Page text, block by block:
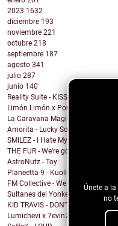
Únete a
no
2023 1632
diciembre 193
noviembre 221
octubre 218
septiembre 187
agosto 341
julio 287
junio 140
Reality Suite - KISS THE RING
Limón Limón x Poulish Kid - CALL
La Caravana Magica - Todo Se
Amorita - Lucky Solita
SMILEZ - I Hate My Ex
THE FUR - We're going under
AstroNutz - Toy
Planeetta 9 - Kuolleet vain muistaa
FM Collective - We Can Roll
Sultanes del Yonke - Pasa El
KID TRAVIS - DON'T WANNA WAKE
Lumichevi x 7evin7ins x Clever -